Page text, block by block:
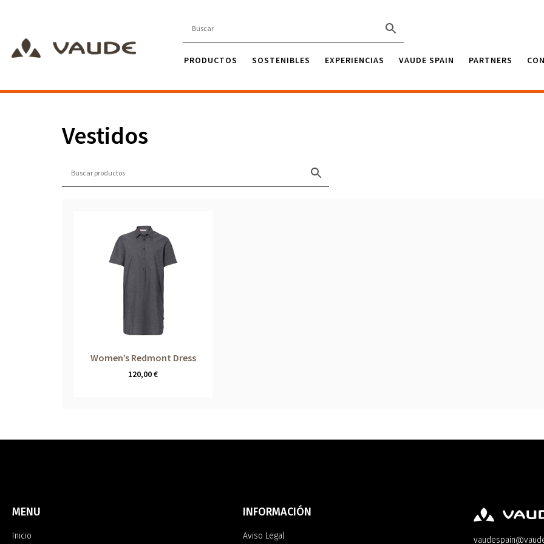
PRODUCTOS SOSTENIBLES EXPERIENCIAS VAUDE SPAIN PARTNERS
Vestidos
Women’s Redmont Dress
120,00€
MENU
Inicio
INFORMACIÓN
Aviso Legal